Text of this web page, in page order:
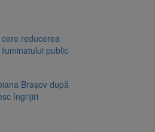
reducerea
public
Brașov după
îngrijiri